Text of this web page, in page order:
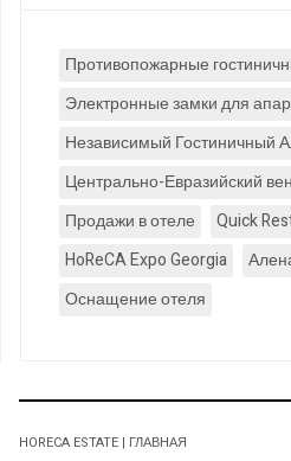
Противопожарные
Электронные замки для
Независимый Гостиничный
Центрально-Евразийский
Продажи в отеле
Quick
HoReCA Expo Georgia
Оснащение отеля
HORECA ESTATE | ГЛАВНАЯ